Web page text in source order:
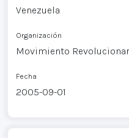
Venezuela
Organización
Movimiento
Fecha
2005-09-01